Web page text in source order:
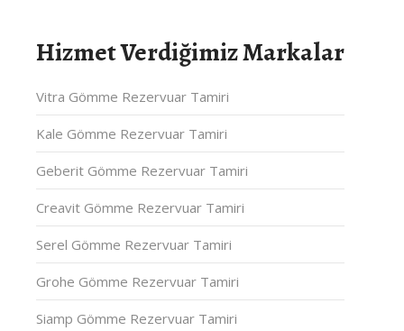
Hizmet Verdiğimiz Markalar
Vitra Gömme Rezervuar Tamiri
Kale Gömme Rezervuar Tamiri
Geberit Gömme Rezervuar Tamiri
Creavit Gömme Rezervuar Tamiri
Serel Gömme Rezervuar Tamiri
Grohe Gömme Rezervuar Tamiri
Siamp Gömme Rezervuar Tamiri